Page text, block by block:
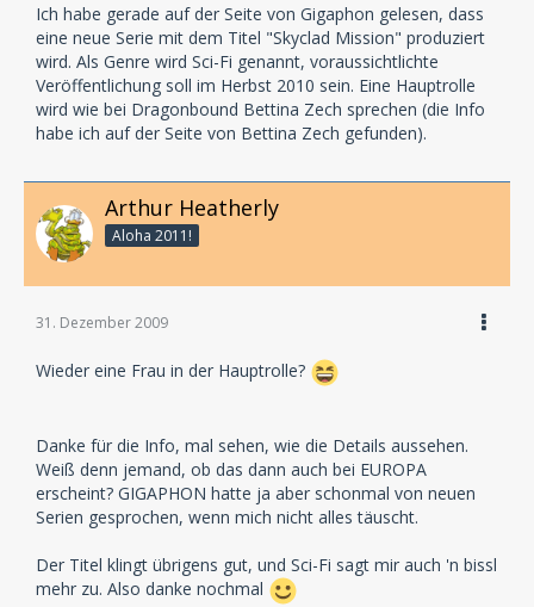
Ich habe gerade auf der Seite von Gigaphon gelesen, dass
eine neue Serie mit dem Titel "Skyclad Mission" produziert
wird. Als Genre wird Sci-Fi genannt, voraussichtlichte
Veröffentlichung soll im Herbst 2010 sein. Eine Hauptrolle
wird wie bei Dragonbound Bettina Zech sprechen (die Info
habe ich auf der Seite von Bettina Zech gefunden).
Arthur Heatherly
Aloha 2011!
31. Dezember 2009
Wieder eine Frau in der Hauptrolle?
Danke für die Info, mal sehen, wie die Details aussehen.
Weiß denn jemand, ob das dann auch bei EUROPA
erscheint? GIGAPHON hatte ja aber schonmal von neuen
Serien gesprochen, wenn mich nicht alles täuscht.
Der Titel klingt übrigens gut, und Sci-Fi sagt mir auch 'n bissl
mehr zu. Also danke nochmal